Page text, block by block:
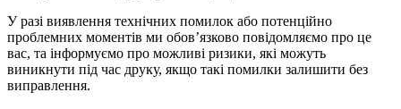
У разі виявлення технічних помилок або потенційно
проблемних моментів ми обов’язково повідомляємо про це
вас, та інформуємо про можливі ризики, які можуть
виникнути під час друку, якщо такі помилки залишити без
виправлення.